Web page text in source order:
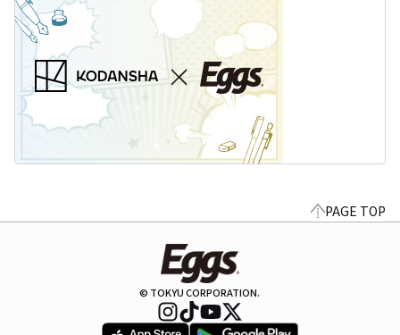
PAGE TOP
© TOKYU CORPORATION.